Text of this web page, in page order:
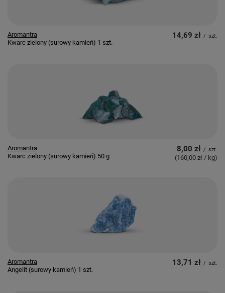
Aromantra
Kwarc zielony (surowy kamień) 1 szt.
14,69 zł / szt.
Aromantra
Kwarc zielony (surowy kamień) 50 g
8,00 zł / szt.
(160,00 zł / kg)
Aromantra
Angelit (surowy kamień) 1 szt.
13,71 zł / szt.